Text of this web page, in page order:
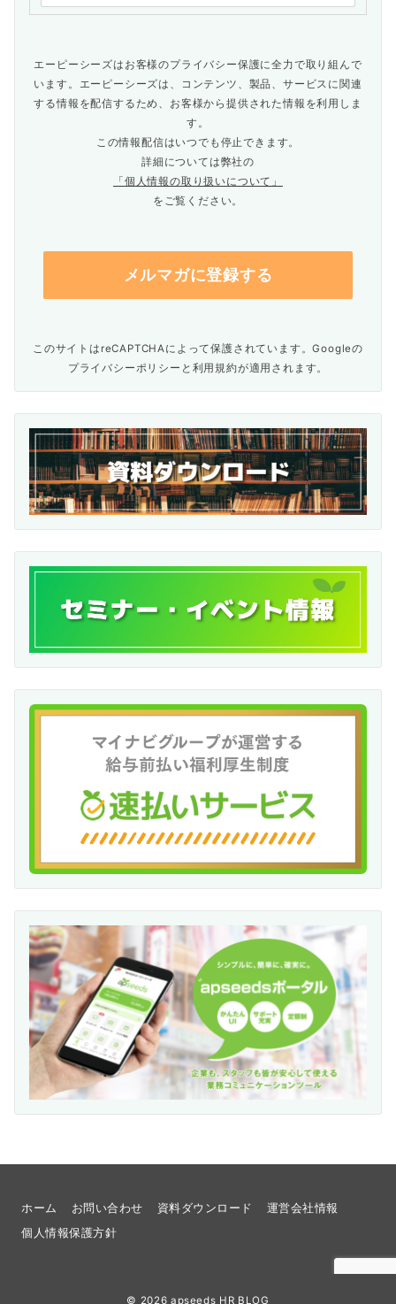
エーピーシーズはお客様のプライバシー保護に全力で取り組んで
います。エーピーシーズは、コンテンツ、製品、サービスに関連
する情報を配信するため、お客様から提供された情報を利用しま
す。
この情報配信はいつでも停止できます。
詳細については弊社の
「個人情報の取り扱いについて」
をご覧ください。
このサイトはreCAPTCHAによって保護されています。Googleの
プライバシーポリシー と 利用規約が適用されます。
ホーム お問い合わせ 資料ダウンロード
運営会社情報
個人情報保護方針
© 2026 apseeds HR BLOG